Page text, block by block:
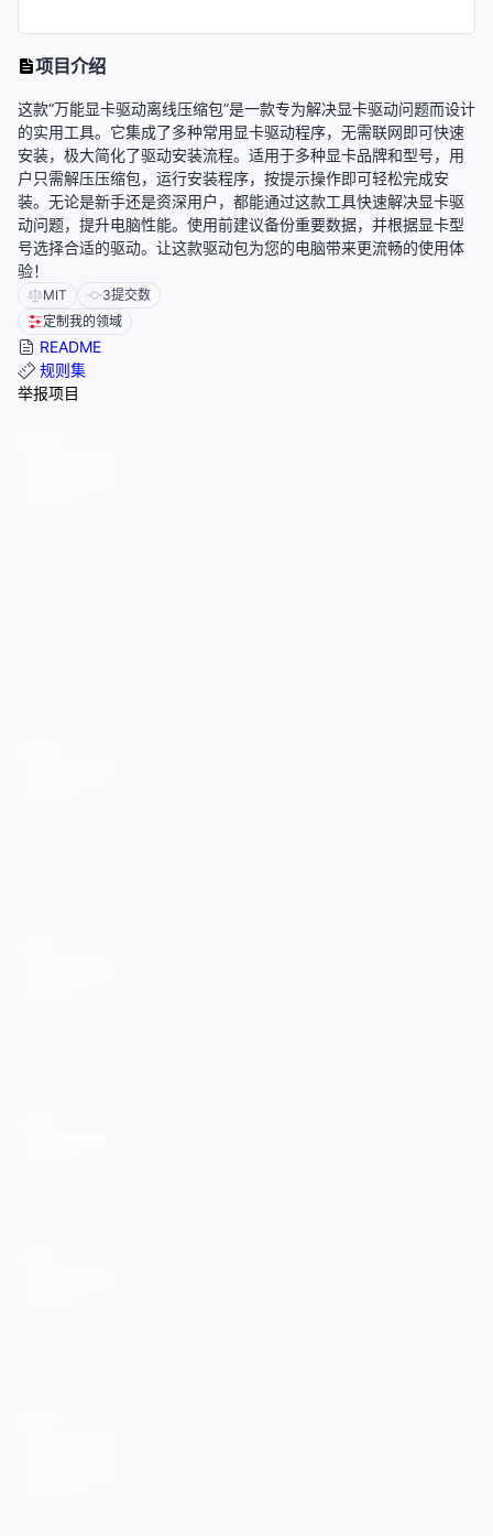
项目介绍
这款“万能显卡驱动离线压缩包”是一款专为解决显卡驱动问题而设计
的实用工具。它集成了多种常用显卡驱动程序，无需联网即可快速
安装，极大简化了驱动安装流程。适用于多种显卡品牌和型号，用
户只需解压压缩包，运行安装程序，按提示操作即可轻松完成安
装。无论是新手还是资深用户，都能通过这款工具快速解决显卡驱
动问题，提升电脑性能。使用前建议备份重要数据，并根据显卡型
号选择合适的驱动。让这款驱动包为您的电脑带来更流畅的使用体
验！
MIT 3提交数
定制我的领域
README
规则集
举报项目